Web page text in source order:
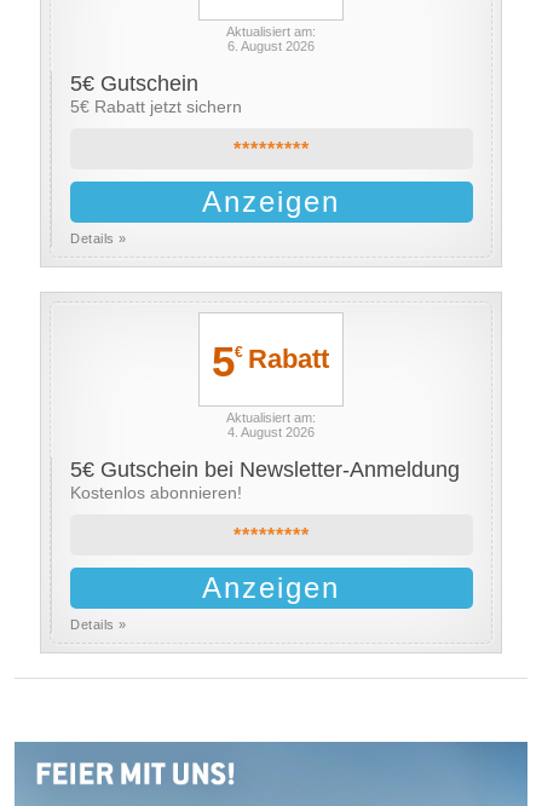
Aktualisiert am:
6. August 2026
5€ Gutschein
5€ Rabatt jetzt sichern
*********
Anzeigen
Details »
5€Rabatt
Aktualisiert am:
4. August 2026
5€ Gutschein bei Newsletter-Anmeldung
Kostenlos abonnieren!
*********
Anzeigen
Details »